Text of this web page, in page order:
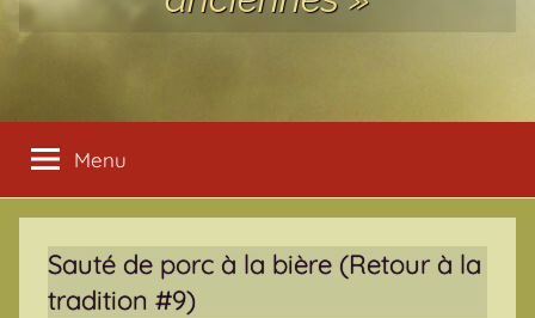
Menu
Sauté de porc à la bière (Retour à la
tradition #9)